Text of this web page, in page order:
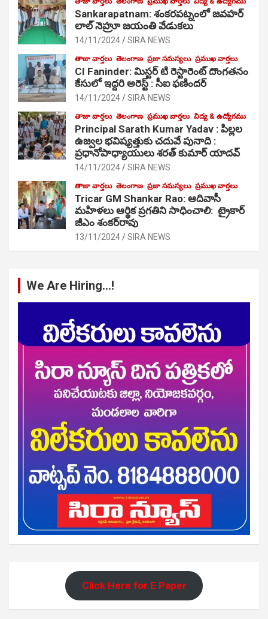
Sankarapatnam: శంకరపట్నంలో జవహర్
లాల్ నెహ్రూ జయంతి వేడుకలు
14/11/2024 SIRA NEWS
తాజా వార్తలు తెలంగాణ ప్రజా సమస్యలు ప్రముఖ వార్తలు
CI Faninder: మిస్టర్ టి రెస్టారెంట్ దొంగతనం
కేసులో ఇద్దరి అరెస్ట్ : సీఐ ఫణిందర్
14/11/2024 SIRA NEWS
తాజా వార్తలు తెలంగాణ ప్రముఖ వార్తలు విద్య & ఉద్యోగము
Principal Sarath Kumar Yadav : పిల్లల
ఉజ్వల భవిష్యత్తుకు చదువే పునాది :
ప్రధానోపాధ్యాయులు శరత్ కుమార్ యాదవ్
14/11/2024 SIRA NEWS
తాజా వార్తలు తెలంగాణ ప్రజా సమస్యలు ప్రముఖ వార్తలు
Tricar GM Shankar Rao: ఆదివాసీ
మహిళలు ఆర్థిక ప్రగతిని సాధించాలి: ట్రైకార్
జీఎం శంకర్‌రావు
13/11/2024 SIRA NEWS
We Are Hiring…!
Click Here for E Paper